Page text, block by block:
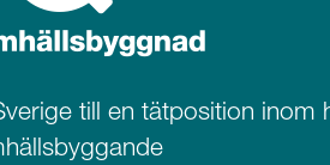
till en tätposition inom